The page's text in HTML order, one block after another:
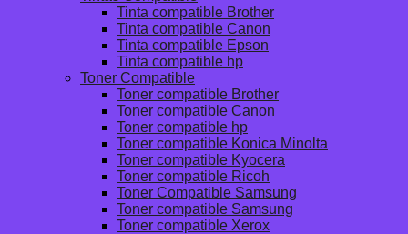
Tinta compatible Brother
Tinta compatible Canon
Tinta compatible Epson
Tinta compatible hp
Toner Compatible
Toner compatible Brother
Toner compatible Canon
Toner compatible hp
Toner compatible Konica Minolta
Toner compatible Kyocera
Toner compatible Ricoh
Toner Compatible Samsung
Toner compatible Samsung
Toner compatible Xerox